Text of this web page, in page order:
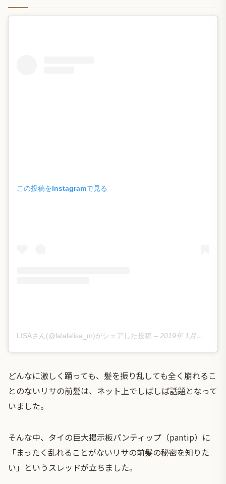
この投稿をInstagramで見る
LISAさん(@lalalalisa_m)がシェアした投稿 – 2019年 1月月16日午前2時43分PST
どんなに激しく踊っても、髪を振り乱しても全く崩れるこ
とのないリサの前髪は、ネット上でしばしば話題となって
いました。
そんな中、タイの巨大掲示板パンティップ（pantip）に
「まったく乱れることがないリサの前髪の秘密を知りた
い」というスレッドが立ちました。